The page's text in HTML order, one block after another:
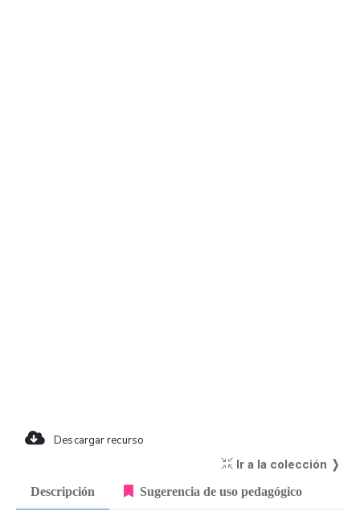
Descargar recurso
Ir a la colección ❭
Descripción Sugerencia de uso pedagógico